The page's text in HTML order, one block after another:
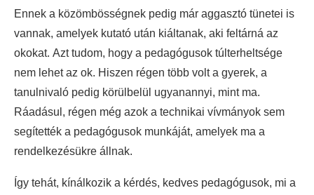
Ennek a közömbösségnek pedig már aggasztó tünetei is
vannak, amelyek kutató után kiáltanak, aki feltárná az
okokat. Azt tudom, hogy a pedagógusok túlterheltsége
nem lehet az ok. Hiszen régen több volt a gyerek, a
tanulnivaló pedig körülbelül ugyanannyi, mint ma.
Ráadásul, régen még azok a technikai vívmányok sem
segítették a pedagógusok munkáját, amelyek ma a
rendelkezésükre állnak.
Így tehát, kínálkozik a kérdés, kedves pedagógusok, mi a